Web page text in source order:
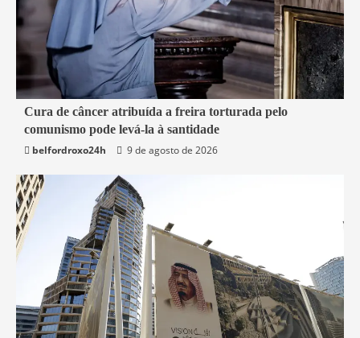
4 min read
Mundo
Cura de câncer atribuída a freira torturada pelo
comunismo pode levá-la à santidade
belfordroxo24h
9 de agosto de 2026